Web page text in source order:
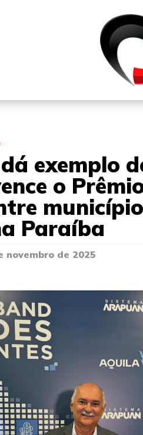
exemplo
o
Paraíba
novembro de 2025